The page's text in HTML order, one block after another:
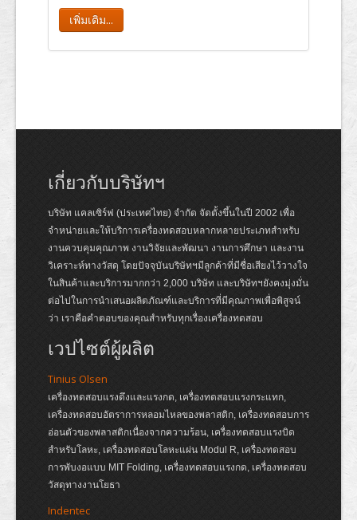
เพิ่มเติม...
เกี่ยวกับบริษัทฯ
บริษัท แคลเซิร์ฟ (ประเทศไทย) จำกัด จัดตั้งขึ้นในปี 2002 เพื่อ
จำหน่ายและให้บริการเครื่องทดสอบหลากหลายประเภทสำหรับ
งานควบคุมคุณภาพ งานวิจัยและพัฒนา งานการศึกษา และงาน
วิเคราะห์ทางวัสดุ โดยปัจจุบันบริษัทฯมีลูกค้าที่มีชื่อเสียงไว้วางใจ
ในสินค้าและบริการมากกว่า 2,000 บริษัท และบริษัทฯยังคงมุ่งมั่น
ต่อไปในการนำเสนอผลิตภัณฑ์และบริการที่มีคุณภาพเพื่อพิสูจน์
ว่า เราคือคำตอบของคุณสำหรับทุกเรื่องเครื่องทดสอบ
เวปไซต์ผู้ผลิต
Tinius Olsen
เครื่องทดสอบแรงดึงและแรงกด, เครื่องทดสอบแรงกระแทก,
เครื่องทดสอบอัตราการหลอมไหลของพลาสติก, เครื่องทดสอบการ
อ่อนตัวของพลาสติกเนื่องจากความร้อน, เครื่องทดสอบแรงบิด
สำหรับโลหะ, เครื่องทดสอบโลหะแผ่น Modul R, เครื่องทดสอบ
การพับงอแบบ MIT Folding, เครื่องทดสอบแรงกด, เครื่องทดสอบ
วัสดุทางงานโยธา
Indentec